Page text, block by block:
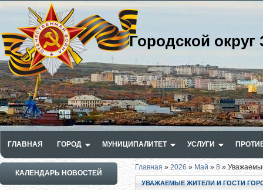
Городской
ГЛАВНАЯ ГОРОД МУНИЦИПАЛИТЕТ УСЛУГИ
КАЛЕНДАРЬ НОВОСТЕЙ
Главная»2026 » Май » 8»
УВАЖАЕМЫЕ ЖИТЕЛИ И ГОСТИ